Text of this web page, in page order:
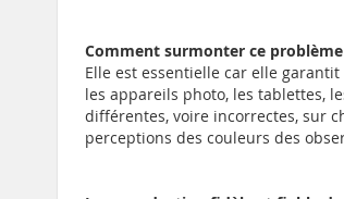
Comment surmonter ce
Elle est essentielle car elle
les appareils photo, les tablettes,
différentes, voire incorrectes, sur
perceptions des couleurs des